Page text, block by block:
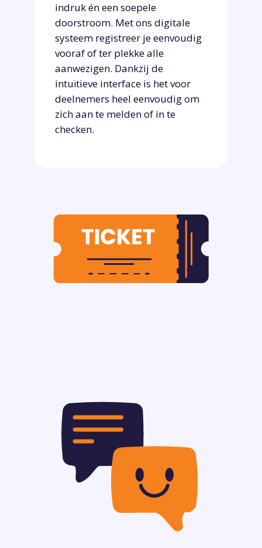
indruk én een soepele
doorstroom. Met ons digitale
systeem registreer je eenvoudig
vooraf of ter plekke alle
aanwezigen. Dankzij de
intuïtieve interface is het voor
deelnemers heel eenvoudig om
zich aan te melden of in te
checken.